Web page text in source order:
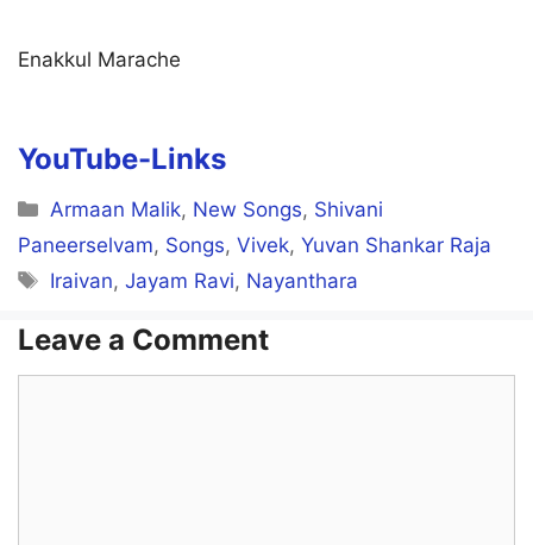
Enakkul Marache
YouTube-Links
Categories
Armaan Malik, New Songs, Shivani
Paneerselvam, Songs, Vivek, Yuvan Shankar Raja
Tags
Iraivan,Jayam Ravi, Nayanthara
Leave a Comment